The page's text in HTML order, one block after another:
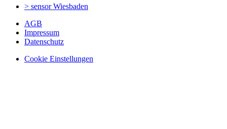
> sensorWiesbaden
AGB
Impressum
Datenschutz
Cookie Einstellungen